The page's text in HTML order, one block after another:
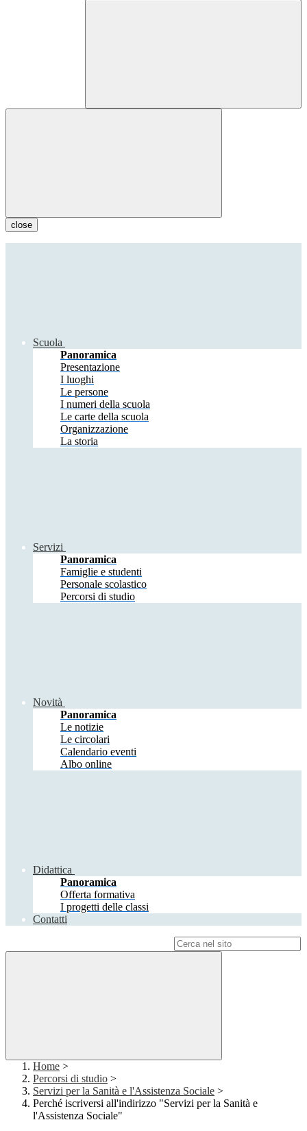
close
Scuola
Panoramica
Presentazione
I luoghi
Le persone
I numeri della scuola
Le carte della scuola
Organizzazione
La storia
Servizi
Panoramica
Famiglie e studenti
Personale scolastico
Percorsi di studio
Novità
Panoramica
Le notizie
Le circolari
Calendario eventi
Albo online
Didattica
Panoramica
Offerta formativa
I progetti delle classi
Contatti
Home >
Percorsi di studio >
Servizi per la Sanità e l'Assistenza Sociale >
Perché iscriversi all'indirizzo "Servizi per la Sanità e
l'Assistenza Sociale"